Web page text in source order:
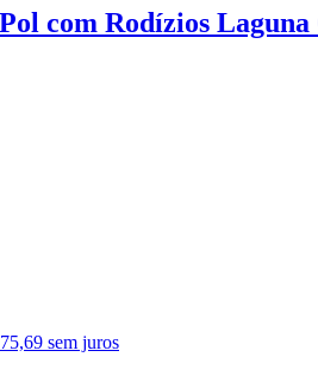
com Rodízios
sem juros